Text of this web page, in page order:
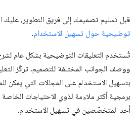
قبل تسليم تصميمك إلى فريق التطوير، عليك
توضيحية حول تسهيل الاستخدام.
تُستخدم التعليقات التوضيحية بشكل عام لشرح
ووصف الجوانب المختلفة للتصميم. تركّز
بتسهيل الاستخدام على المجالات التي يمكن
برمجية أكثر ملاءمة لذوي الاحتياجات
أحد المتخصّصين في تسهيل الاستخدام.